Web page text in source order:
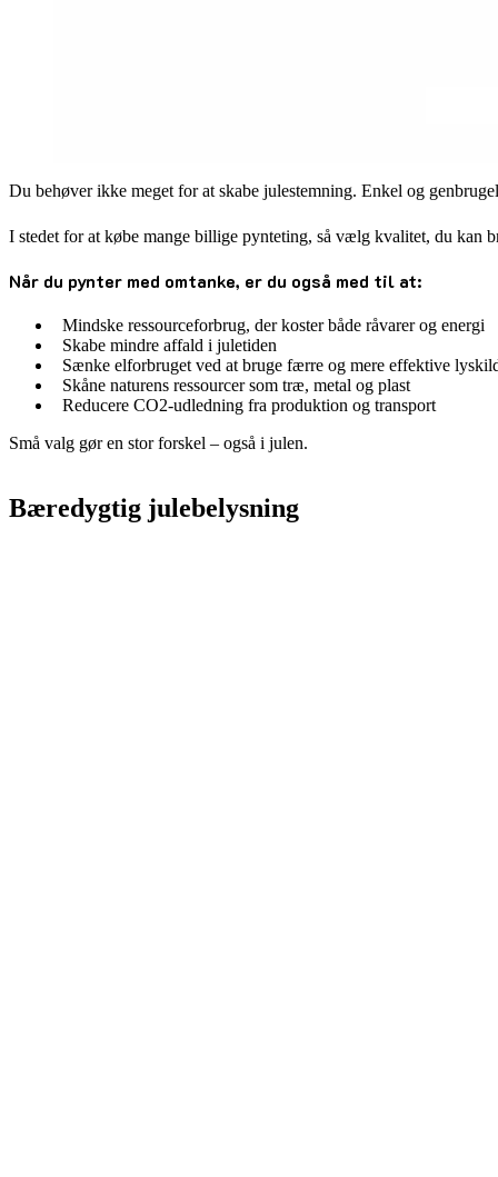
Du behøver ikke meget for at skabe julestemning. Enkel og
I stedet for at købe mange billige pynteting, så vælg kvalitet, du kan
Når du pynter med omtanke, er du også med til at:
Mindske ressourceforbrug, der koster både råvarer og energi
Skabe mindre affald i juletiden
Sænke elforbruget ved at bruge færre og mere effektive
Skåne naturens ressourcer som træ, metal og plast
Reducere CO2-udledning fra produktion og transport
Små valg gør en stor forskel – også i julen.
Bæredygtig julebelysning